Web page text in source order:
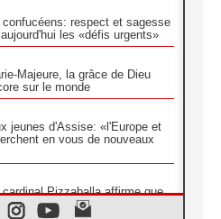
respect et sagesse
les «défis urgents»
Majeure, la grâce de Dieu
sur le monde
jeunes d'Assise: «l'Europe et
en vous de nouveaux
Pizzaballa affirme que
veulent la paix»